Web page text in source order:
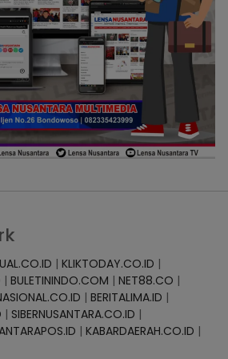
| KLIKTODAY.CO.ID |
| BULETININDO.COM | NET88.CO |
| BERITALIMA.ID |
| SIBERNUSANTARA.CO.ID |
| KABARDAERAH.CO.ID |